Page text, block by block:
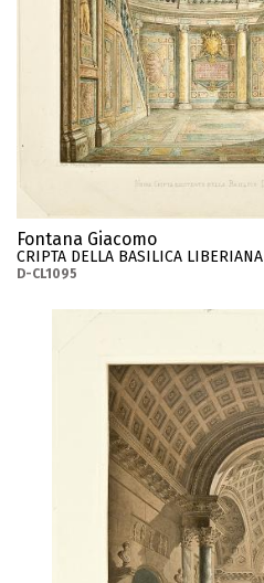
Fontana Giacomo
CRIPTA DELLA BASILICA LIBERIANA
D-CL1095